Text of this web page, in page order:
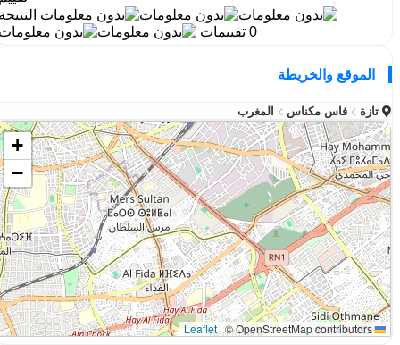
0 تقييمات
الموقع والخريطة
تازة فاس مكناس المغرب
+
−
Leaflet
|© OpenStreetMap contributors